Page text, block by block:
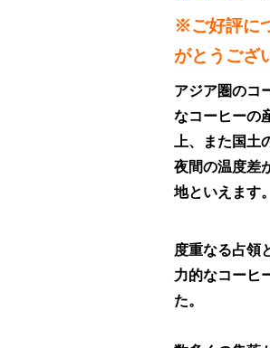
※ ご好評に
がとうござ
アジア圏のコ
なコーヒーの
上、また国土
夜間の温度差
地といえます。
度重なる占領
力的なコーヒ
た。